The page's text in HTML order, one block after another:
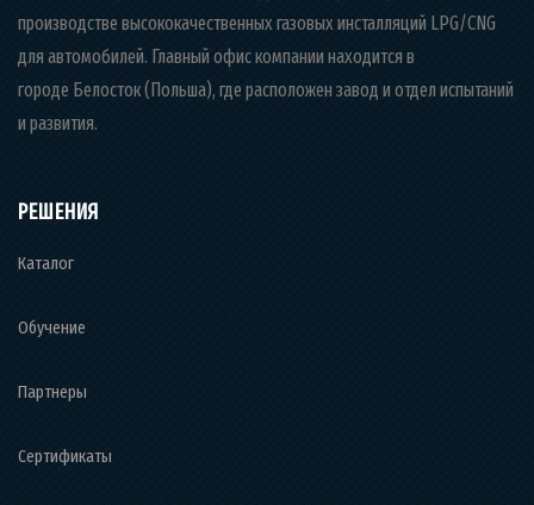
производстве высококачественных газовых инсталляций LPG/CNG
для автомобилей. Главный офис компании находится в
городе Белосток (Польша), где расположен завод и отдел испытаний
и развития.
РЕШЕНИЯ
Каталог
Обучение
Партнеры
Сертификаты